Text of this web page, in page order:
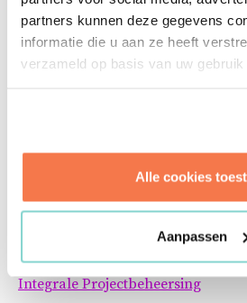
partners kunnen deze gegevens
informatie die u aan ze heeft
verzameld op basis van uw gebruik
Alle cookies
Aanpassen
controleren, uniformeren,
technische informatie die
uitvoering van onderhoud,
nieuwbouw. Door interactieve
werkprocessen, de
de visie is een plan van aanpak
helpen concrete stappen te
van het plan van aanpak blijven
informatiemanagement.
Integrale Projectbeheersing